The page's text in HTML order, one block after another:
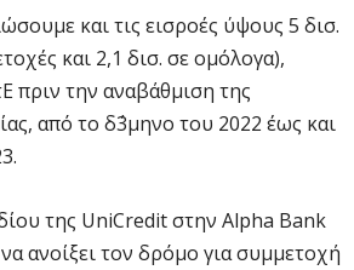
και τις εισροές ύψους 5 δισ.
και 2,1 δισ. σε ομόλογα),
πριν την αναβάθμιση της
από το δ΄3μηνο του 2022 έως και
της UniCredit στην Alpha Bank
ανοίξει τον δρόμο για συμμετοχή